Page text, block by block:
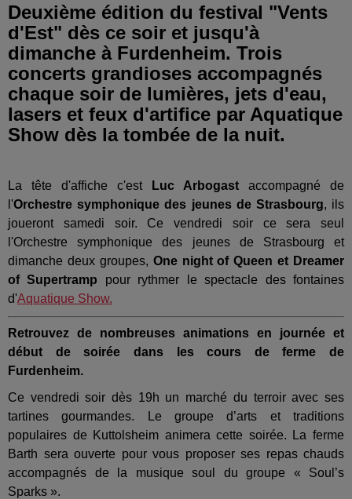
Deuxième édition du festival "Vents
d'Est" dès ce soir et jusqu'à
dimanche à Furdenheim. Trois
concerts grandioses accompagnés
chaque soir de lumières, jets d'eau,
lasers et feux d'artifice par Aquatique
Show dès la tombée de la nuit.
La tête d'affiche c'est Luc Arbogast accompagné de
l'Orchestre symphonique des jeunes de Strasbourg, ils
joueront samedi soir. Ce vendredi soir ce sera seul
l'Orchestre symphonique des jeunes de Strasbourg et
dimanche deux groupes, One night of Queen et Dreamer
of Supertramp pour rythmer le spectacle des fontaines
d'Aquatique Show.
Retrouvez de nombreuses animations en journée et
début de soirée dans les cours de ferme de
Furdenheim.
Ce vendredi soir dès 19h un marché du terroir avec ses
tartines gourmandes. Le groupe d’arts et traditions
populaires de Kuttolsheim animera cette soirée. La ferme
Barth sera ouverte pour vous proposer ses repas chauds
accompagnés de la musique soul du groupe « Soul’s
Sparks ».